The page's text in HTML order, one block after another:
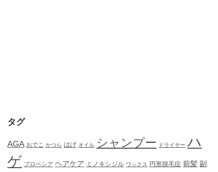
タグ
AGA おでこ かつら はげ オイル シャンプー ドライヤー ハ
ゲ プロペシア ヘアケア ミノキシジル ワックス 円形脱毛症 前髪 副